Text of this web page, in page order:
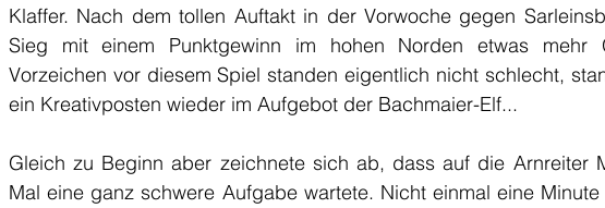
Klaffer. Nach dem tollen Auftakt in der Vorwoche gegen
Sieg mit einem Punktgewinn im hohen Norden etwas mehr
Vorzeichen vor diesem Spiel standen eigentlich nicht schlecht,
ein Kreativposten wieder im Aufgebot der Bachmaier-Elf...
Gleich zu Beginn aber zeichnete sich ab, dass auf die Arnreiter
Mal eine ganz schwere Aufgabe wartete. Nicht einmal eine